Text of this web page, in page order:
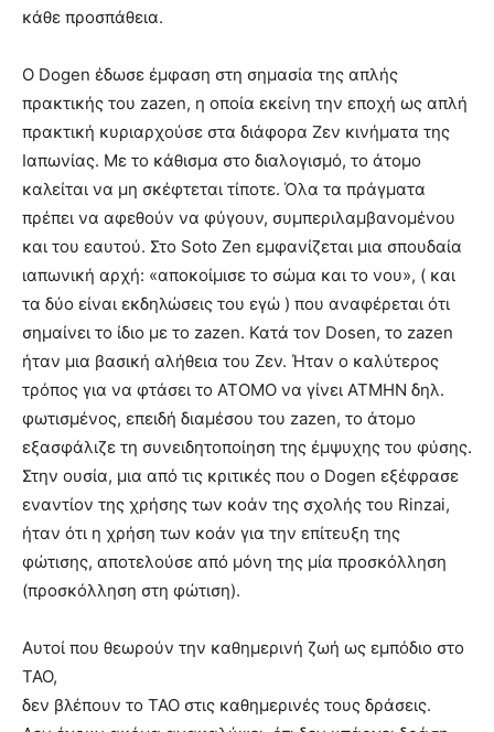
κάθε προσπάθεια.
Ο Dogen έδωσε έμφαση στη σημασία της απλής
πρακτικής του zazen, η οποία εκείνη την εποχή ως απλή
πρακτική κυριαρχούσε στα διάφορα Ζεν κινήματα της
Ιαπωνίας. Με το κάθισμα στο διαλογισμό, το άτομο
καλείται να μη σκέφτεται τίποτε. Όλα τα πράγματα
πρέπει να αφεθούν να φύγουν, συμπεριλαμβανομένου
και του εαυτού. Στο Soto Zen εμφανίζεται μια σπουδαία
ιαπωνική αρχή: «αποκοίμισε το σώμα και το νου», ( και
τα δύο είναι εκδηλώσεις του εγώ ) που αναφέρεται ότι
σημαίνει το ίδιο με το zazen. Κατά τον Dosen, το zazen
ήταν μια βασική αλήθεια του Ζεν. Ήταν ο καλύτερος
τρόπος για να φτάσει το ΑΤΟΜΟ να γίνει ΑΤΜΗΝ δηλ.
φωτισμένος, επειδή διαμέσου του zazen, το άτομο
εξασφάλιζε τη συνειδητοποίηση της έμψυχης του φύσης.
Στην ουσία, μια από τις κριτικές που ο Dogen εξέφρασε
εναντίον της χρήσης των κοάν της σχολής του Rinzai,
ήταν ότι η χρήση των κοάν για την επίτευξη της
φώτισης, αποτελούσε από μόνη της μία προσκόλληση
(προσκόλληση στη φώτιση).
Αυτοί που θεωρούν την καθημερινή ζωή ως εμπόδιο στο
ΤΑΟ,
δεν βλέπουν το ΤΑΟ στις καθημερινές τους δράσεις.